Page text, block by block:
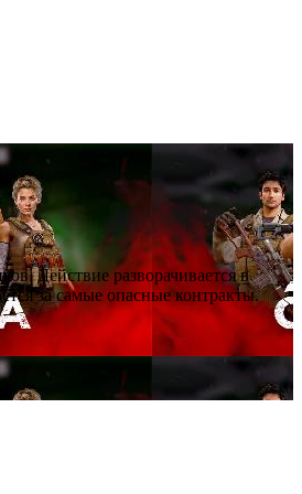
Действие разворачивается в
за самые опасные контракты.